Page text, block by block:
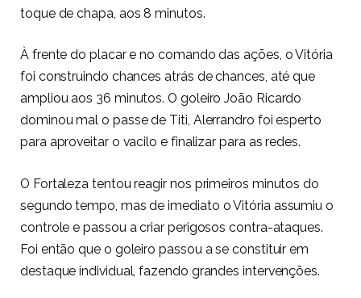
toque de chapa, aos 8 minutos.
À frente do placar e no comando das ações, o Vitória
foi construindo chances atrás de chances, até que
ampliou aos 36 minutos. O goleiro João Ricardo
dominou mal o passe de Titi, Alerrandro foi esperto
para aproveitar o vacilo e finalizar para as redes.
O Fortaleza tentou reagir nos primeiros minutos do
segundo tempo, mas de imediato o Vitória assumiu o
controle e passou a criar perigosos contra-ataques.
Foi então que o goleiro passou a se constituir em
destaque individual, fazendo grandes intervenções.